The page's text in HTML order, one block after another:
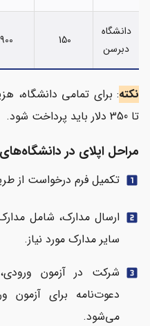
دانشگاه
دبرسن
150
نکته
تا 350 دلار باید پرداخت شود.
مراحل اپلای در
looks_one تکمیل فرم درخواست از
looks_two ارسال مدارک، شامل
سایر مدارک مورد نیاز.
looks_3 شرکت در آزمون
دعوت‌نامه برای آزمون
می‌شود.